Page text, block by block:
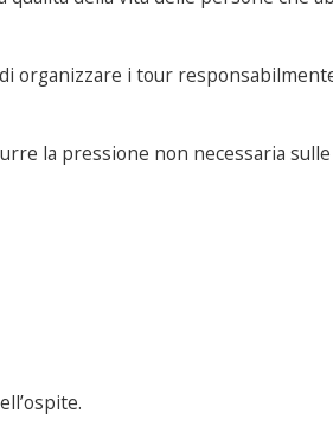
organizzare i tour
la pressione non necessaria sulle